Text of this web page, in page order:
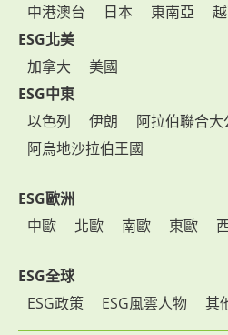
中港澳台
日本 東南亞
ESG北美
加拿大
美國
ESG中東
以色列
伊朗
阿拉伯聯合大
阿烏地沙拉伯王國
ESG歐洲
中歐
北歐 南歐 東歐
ESG全球
ESG政策
ESG風雲人物 其